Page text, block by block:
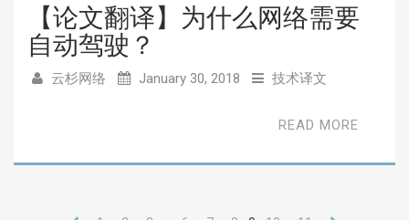
【论文翻译】为什么网络需要
自动驾驶？
云杉网络 January 30, 2018 技术译文
READ MORE